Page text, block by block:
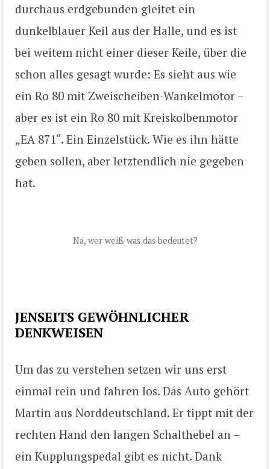
durchaus erdgebunden gleitet ein
dunkelblauer Keil aus der Halle, und es ist
bei weitem nicht einer dieser Keile, über die
schon alles gesagt wurde: Es sieht aus wie
ein Ro 80 mit Zweischeiben-Wankelmotor –
aber es ist ein Ro 80 mit Kreiskolbenmotor
„EA 871“. Ein Einzelstück. Wie es ihn hätte
geben sollen, aber letztendlich nie gegeben
hat.
Na, wer weiß was das bedeutet?
JENSEITS GEWÖHNLICHER
DENKWEISEN
Um das zu verstehen setzen wir uns erst
einmal rein und fahren los. Das Auto gehört
Martin aus Norddeutschland. Er tippt mit der
rechten Hand den langen Schalthebel an –
ein Kupplungspedal gibt es nicht. Dank